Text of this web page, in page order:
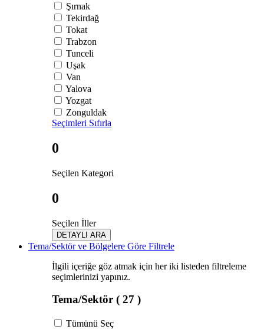
Şırnak
Tekirdağ
Tokat
Trabzon
Tunceli
Uşak
Van
Yalova
Yozgat
Zonguldak
Seçimleri Sıfırla
0
Seçilen Kategori
0
Seçilen İller
DETAYLI ARA
Tema/Sektör ve Bölgelere Göre Filtrele
İlgili içeriğe göz atmak için her iki listeden filtreleme
seçimlerinizi yapınız.
Tema/Sektör ( 27 )
Tümünü Seç